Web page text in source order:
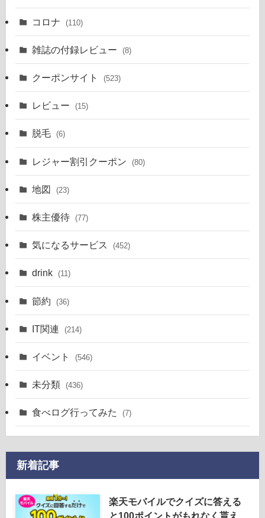
コロナ (110)
雑誌の付録レビュー (8)
クーポンサイト (523)
レビュー (15)
脱毛 (6)
レジャー割引クーポン (80)
地図 (23)
株主優待 (77)
気になるサービス (452)
drink (11)
節約 (36)
IT関連 (214)
イベント (546)
未分類 (436)
食べログ行ってみた (7)
新着記事
楽天モバイルでクイズに答える
と100ポイントがもれなく貰え